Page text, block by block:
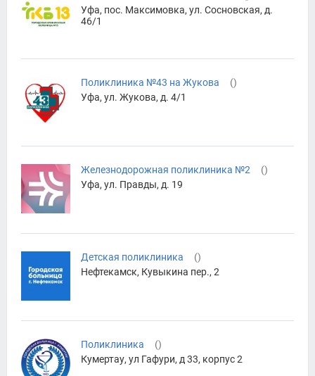
Уфа, пос. Максимовка, ул. Сосновская, д.
46/1
Поликлиника №43 на Жукова ()
Уфа, ул. Жукова, д. 4/1
Железнодорожная поликлиника №2 ()
Уфа, ул. Правды, д. 19
Детская поликлиника ()
Нефтекамск, Кувыкина пер., 2
Поликлиника ()
Кумертау, ул Гафури, д 33, корпус 2